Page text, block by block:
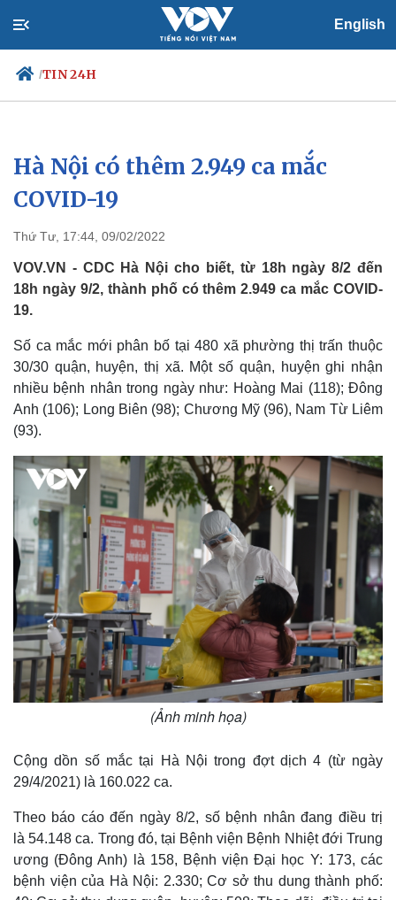
English
/TIN 24H
Chính trị
Đảng
Tổ chức nhân sự
Nhận diện sự thật
Xã hội
Việc làm
Biển đảo
Hà Nội có thêm 2.949 ca mắc
COVID-19
Thứ Tư, 17:44, 09/02/2022
VOV.VN - CDC Hà Nội cho biết, từ 18h ngày 8/2 đến
18h ngày 9/2, thành phố có thêm 2.949 ca mắc COVID-
19.
Số ca mắc mới phân bố tại 480 xã phường thị trấn thuộc
30/30 quận, huyện, thị xã. Một số quận, huyện ghi nhận
nhiều bệnh nhân trong ngày như: Hoàng Mai (118); Đông
Anh (106); Long Biên (98); Chương Mỹ (96), Nam Từ Liêm
(93).
(Ảnh minh họa)
Cộng dồn số mắc tại Hà Nội trong đợt dịch 4 (từ ngày
29/4/2021) là 160.022 ca.
Theo báo cáo đến ngày 8/2, số bệnh nhân đang điều trị
là 54.148 ca. Trong đó, tại Bệnh viện Bệnh Nhiệt đới Trung
ương (Đông Anh) là 158, Bệnh viện Đại học Y: 173, các
bệnh viện của Hà Nội: 2.330; Cơ sở thu dung thành phố: